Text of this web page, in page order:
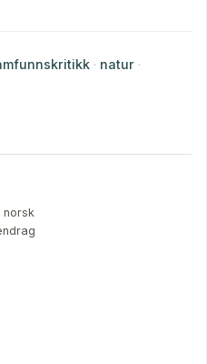
· natur ·
norsk